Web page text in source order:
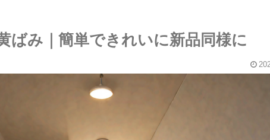
ばみ｜簡単できれいに新品同様に